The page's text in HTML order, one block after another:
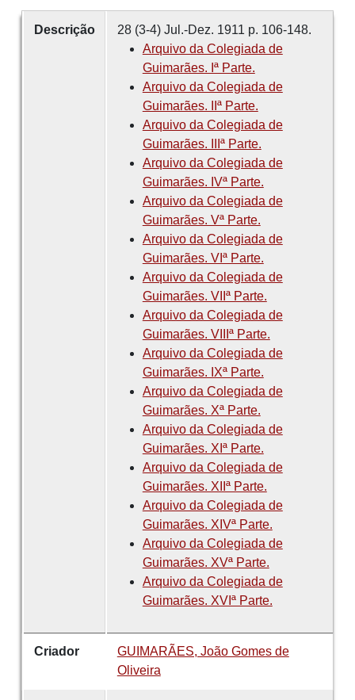
Descrição
28 (3-4) Jul.-Dez. 1911 p. 106-148.
Arquivo da Colegiada de
Guimarães. Iª Parte.
Arquivo da Colegiada de
Guimarães. IIª Parte.
Arquivo da Colegiada de
Guimarães. IIIª Parte.
Arquivo da Colegiada de
Guimarães. IVª Parte.
Arquivo da Colegiada de
Guimarães. Vª Parte.
Arquivo da Colegiada de
Guimarães. VIª Parte.
Arquivo da Colegiada de
Guimarães. VIIª Parte.
Arquivo da Colegiada de
Guimarães. VIIIª Parte.
Arquivo da Colegiada de
Guimarães. IXª Parte.
Arquivo da Colegiada de
Guimarães. Xª Parte.
Arquivo da Colegiada de
Guimarães. XIª Parte.
Arquivo da Colegiada de
Guimarães. XIIª Parte.
Arquivo da Colegiada de
Guimarães. XIVª Parte.
Arquivo da Colegiada de
Guimarães. XVª Parte.
Arquivo da Colegiada de
Guimarães. XVIª Parte.
Criador
GUIMARÃES, João Gomes de
Oliveira